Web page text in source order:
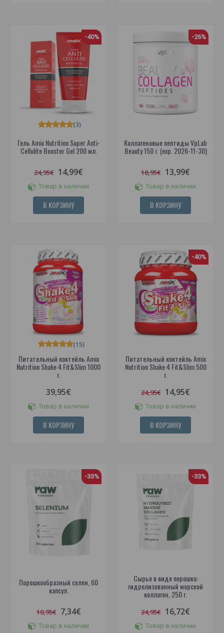
-40%
Гель Amix Nutrition Super Anti-
Cellulite Booster Gel 200 мл.
(3)
24,95€ 14,99€
Товар в наличии
В КОРЗИНУ
-26%
Коллагеновые пептиды VpLab
Beauty 150 г. (exp. 2026-11-30)
18,95€ 13,99€
Товар в наличии
В КОРЗИНУ
Питательный коктейль Amix
Nutrition Shake 4 Fit&Slim 1000
г.
(15)
39,95€
Товар в наличии
В КОРЗИНУ
-40%
Питательный коктейль Amix
Nutrition Shake 4 Fit&Slim 500
г.
24,95€ 14,95€
Товар в наличии
В КОРЗИНУ
-33%
Порошкообразный селен, 60
капсул.
10,95€ 7,34€
Товар в наличии
-33%
Сырье в виде порошка:
гидролизованный морской
коллаген, 250 г.
24,95€ 16,72€
Товар в наличии